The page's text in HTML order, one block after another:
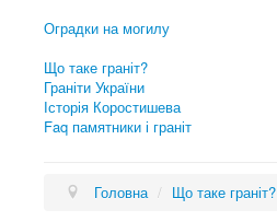
Оградки на могилу
Що таке граніт?
Граніти України
Історія Коростишева
Faq памятники і граніт
Головна / Що таке граніт?